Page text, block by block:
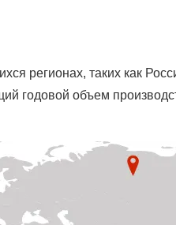
регионах, таких как
годовой объем